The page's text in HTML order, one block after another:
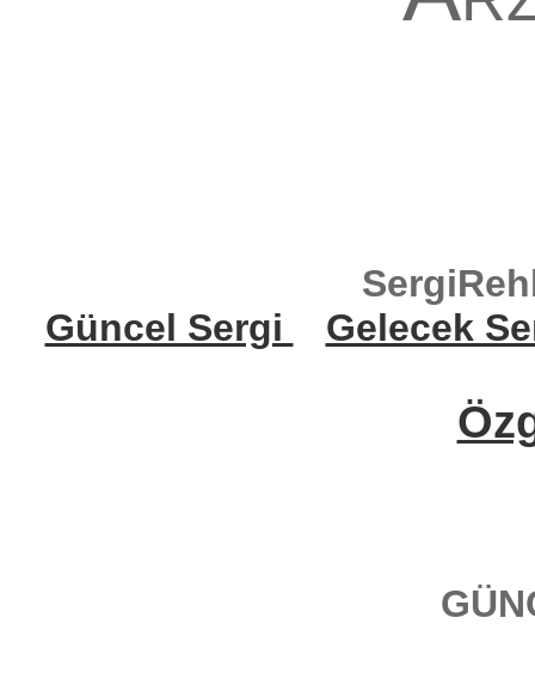
Güncel Sergi
Gelecek